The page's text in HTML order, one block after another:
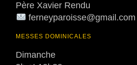
Père Xavier Rendu
ferneyparoisse@gmail.com
MESSES DOMINICALES
Dimanche